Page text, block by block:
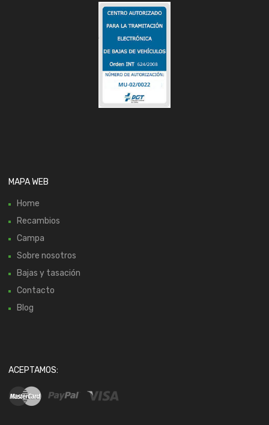
MAPA WEB
Home
Recambios
Campa
Sobre nosotros
Bajas y tasación
Contacto
Blog
ACEPTAMOS: